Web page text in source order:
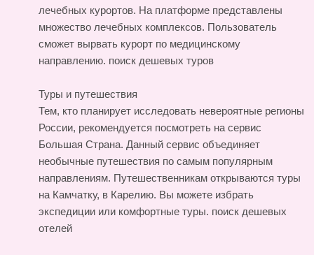
лечебных курортов. На платформе представлены
множество лечебных комплексов. Пользователь
сможет вырвать курорт по медицинскому
направлению. поиск дешевых туров
Туры и путешествия
Тем, кто планирует исследовать невероятные регионы
России, рекомендуется посмотреть на сервис
Большая Страна. Данный сервис объединяет
необычные путешествия по самым популярным
направлениям. Путешественникам открываются туры
на Камчатку, в Карелию. Вы можете избрать
экспедиции или комфортные туры. поиск дешевых
отелей